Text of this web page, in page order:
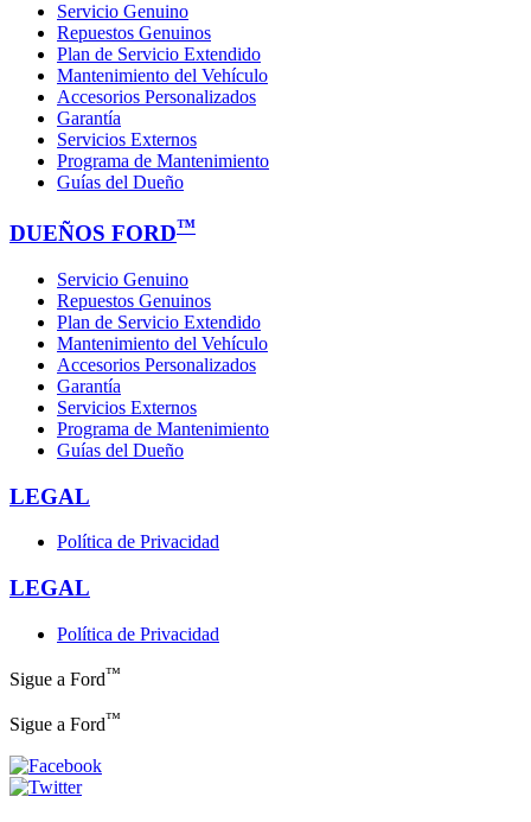
Servicio Genuino
Repuestos Genuinos
Plan de Servicio Extendido
Mantenimiento del Vehículo
Accesorios Personalizados
Garantía
Servicios Externos
Programa de Mantenimiento
Guías del Dueño
DUEÑOS FORD™
Servicio Genuino
Repuestos Genuinos
Plan de Servicio Extendido
Mantenimiento del Vehículo
Accesorios Personalizados
Garantía
Servicios Externos
Programa de Mantenimiento
Guías del Dueño
LEGAL
Política de Privacidad
LEGAL
Política de Privacidad
Sigue a Ford™
Sigue a Ford™